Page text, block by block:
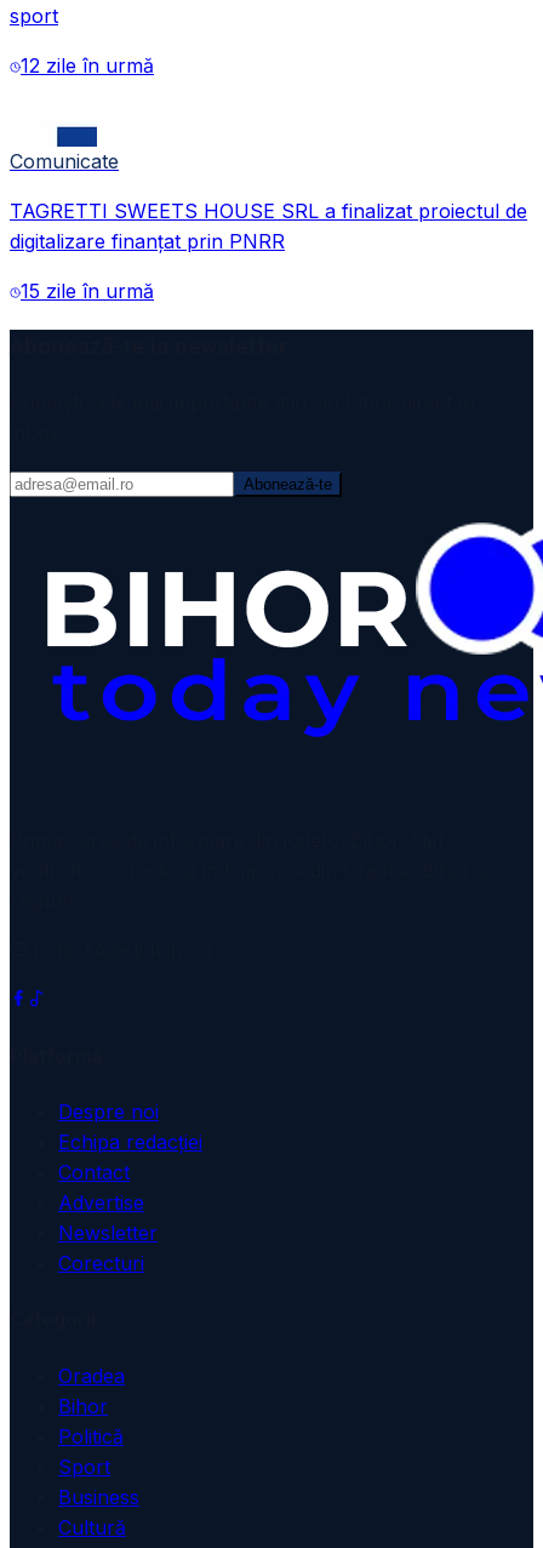
sport
12 zile în urmă
Comunicate
TAGRETTI SWEETS HOUSE SRL a finalizat proiectul de
digitalizare finanțat prin PNRR
15 zile în urmă
Abonează-te
Despre noi
Echipa redacției
Contact
Advertise
Newsletter
Corecturi
Oradea
Bihor
Politică
Sport
Business
Cultură